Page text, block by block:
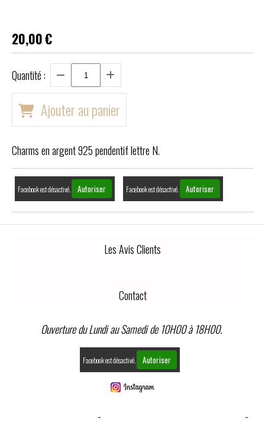
20,00€
Quantité :
Ajouter au panier
Charms en argent 925 pendentif lettre N.
Facebook est désactivé. Autoriser Facebook est désactivé. Autoriser
Les Avis Clients
Contact
Ouverture du Lundi au Samedi de 10H00 à 18H00.
Facebook est désactivé. Autoriser